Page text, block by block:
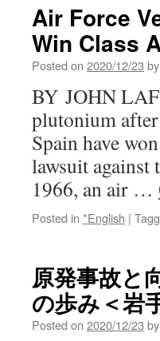
Air Force
Win Class
Posted on 2020/12/23 by
BY JOHN
plutonium
Spain have
lawsuit against
1966, an air …
Posted in *English |
原発事故と
の歩み＜岩
Posted on 2020/12/23 by